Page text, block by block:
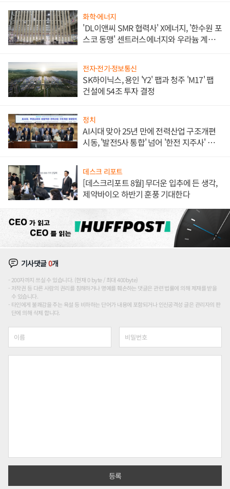
화학·에너지
'DL이앤씨 SMR 협력사' X에너지, '한수원 포
스코 동맹' 센트러스에너지와 우라늄 계약
전자·전기·정보통신
SK하이닉스, 용인 'Y2' 팹과 청주 'M17' 팹
건설에 54조 투자 결정
정치
AI시대 맞아 25년 만에 전력산업 구조개편
시동, '발전5사 통합' 넘어 '한전 지주사' 재편
데스크 리포트
[데스크리포트 8월] 무더운 입추에 든 생각,
제약바이오 하반기 훈풍 기대한다
기사댓글0개
200자까지 쓰실 수 있습니다. (현재 0 byte / 최대 400byte)
저작권 등 다른 사람의 권리를 침해하거나 명예를 훼손하는 댓글은 관련 법률에 의해 제재를 받을
수 있습니다.
타인에게 불쾌감을 주는 욕설 등 비하하는 단어가 내용에 포함되거나 인신공격성 글은 관리자의 판
단에 의해 삭제 합니다.